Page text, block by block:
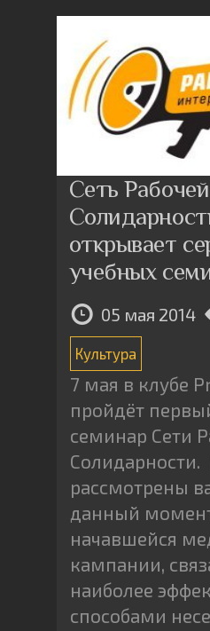
Сеть Рабочей
открывает
учебных
05 мая 2014
Культура
7 мая в клубе
пройдёт
семинар Сети
Солидарности.
рассмотрены
данный
начавшейся
кампании,
наиболее
способами